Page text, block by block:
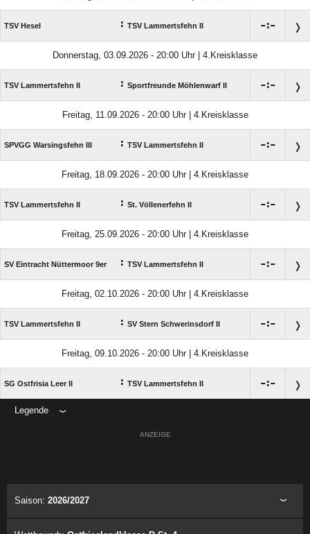
TSV Hesel : TSV Lammertsfehn II :
Donnerstag, 03.09.2026 - 20:00 Uhr | 4.Kreisklasse
TSV Lammertsfehn II : Sportfreunde Möhlenwarf II :
Freitag, 11.09.2026 - 20:00 Uhr | 4.Kreisklasse
SPVGG Warsingsfehn III : TSV Lammertsfehn II :
Freitag, 18.09.2026 - 20:00 Uhr | 4.Kreisklasse
TSV Lammertsfehn II : St. Völlenerfehn II :
Freitag, 25.09.2026 - 20:00 Uhr | 4.Kreisklasse
SV Eintracht Nüttermoor 9er : TSV Lammertsfehn II :
Freitag, 02.10.2026 - 20:00 Uhr | 4.Kreisklasse
TSV Lammertsfehn II : SV Stern Schwerinsdorf II :
Freitag, 09.10.2026 - 20:00 Uhr | 4.Kreisklasse
SG Ostfrisia Leer II : TSV Lammertsfehn II :
Legende
ANZEIGE
Saison: 2026/2027